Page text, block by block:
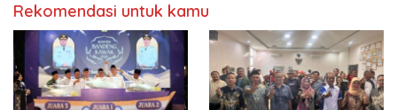
Rekomendasi untuk kamu